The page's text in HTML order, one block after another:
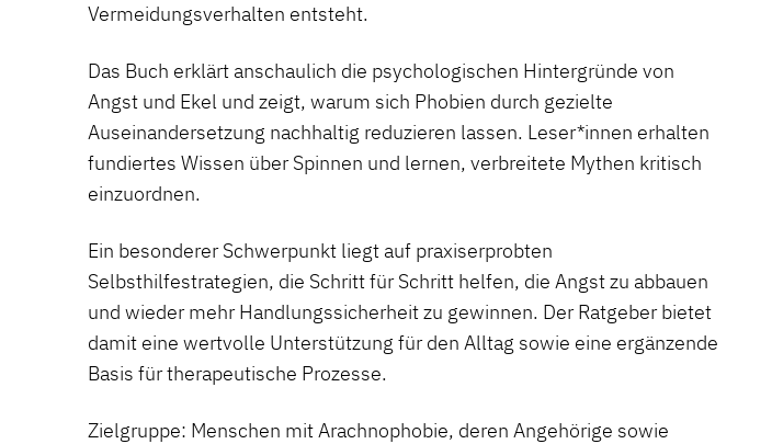
Vermeidungsverhalten entsteht.
Das Buch erklärt anschaulich die psychologischen Hintergründe von
Angst und Ekel und zeigt, warum sich Phobien durch gezielte
Auseinandersetzung nachhaltig reduzieren lassen. Leser*innen erhalten
fundiertes Wissen über Spinnen und lernen, verbreitete Mythen kritisch
einzuordnen.
Ein besonderer Schwerpunkt liegt auf praxiserprobten
Selbsthilfestrategien, die Schritt für Schritt helfen, die Angst zu abbauen
und wieder mehr Handlungssicherheit zu gewinnen. Der Ratgeber bietet
damit eine wertvolle Unterstützung für den Alltag sowie eine ergänzende
Basis für therapeutische Prozesse.
Zielgruppe: Menschen mit Arachnophobie, deren Angehörige sowie